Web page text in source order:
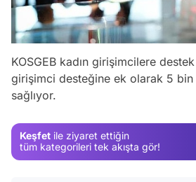
KOSGEB kadın girişimcilere
girişimci desteğine ek olarak 5
sağlıyor.
Keşfet ile ziyaret ettiğin
tüm kategorileri tek akışta gör!